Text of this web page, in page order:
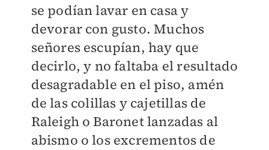
se podían lavar en casa y
devorar con gusto. Muchos
señores escupían, hay que
decirlo, y no faltaba el resultado
desagradable en el piso, amén
de las colillas y cajetillas de
Raleigh o Baronet lanzadas al
abismo o los excrementos de